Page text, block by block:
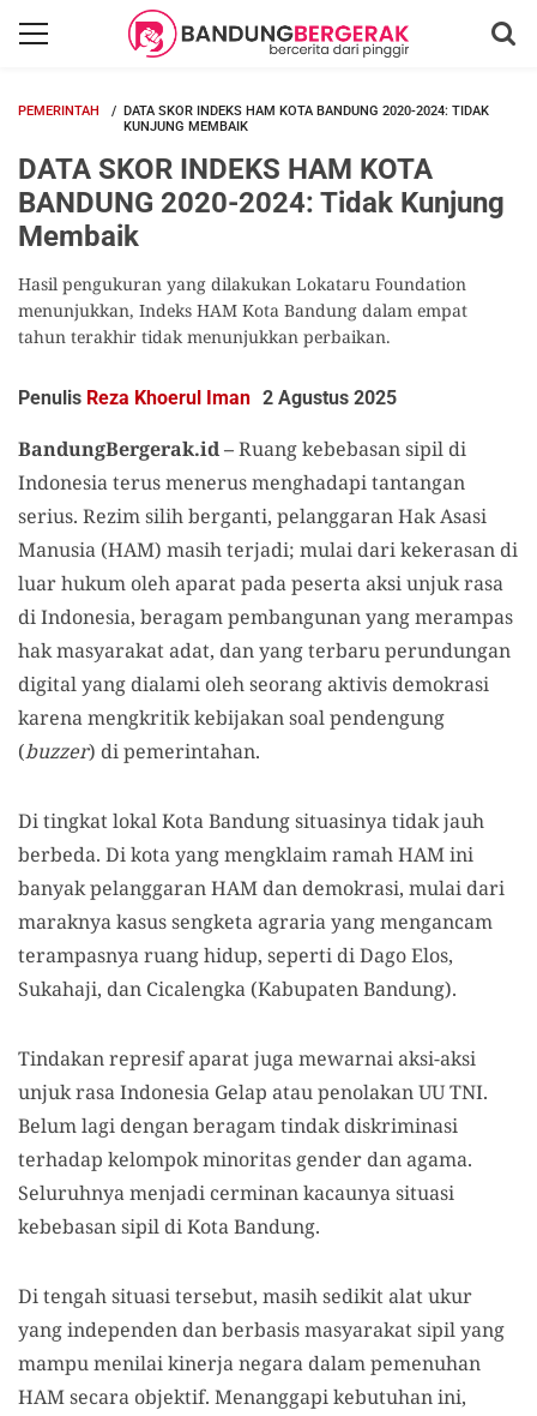
PEMERINTAH
DATA SKOR INDEKS HAM KOTA BANDUNG 2020-2024: TIDAK
KUNJUNG MEMBAIK
DATA SKOR INDEKS HAM KOTA
BANDUNG 2020-2024: Tidak Kunjung
Membaik
Hasil pengukuran yang dilakukan Lokataru Foundation
menunjukkan, Indeks HAM Kota Bandung dalam empat
tahun terakhir tidak menunjukkan perbaikan.
Penulis Reza Khoerul Iman 2 Agustus 2025
BandungBergerak.id –Ruang kebebasan sipil di
Indonesia terus menerus menghadapi tantangan
serius. Rezim silih berganti, pelanggaran Hak Asasi
Manusia (HAM) masih terjadi; mulai dari kekerasan di
luar hukum oleh aparat pada peserta aksi unjuk rasa
di Indonesia, beragam pembangunan yang merampas
hak masyarakat adat, dan yang terbaru perundungan
digital yang dialami oleh seorang aktivis demokrasi
karena mengkritik kebijakan soal pendengung
(buzzer) di pemerintahan.
Di tingkat lokal Kota Bandung situasinya tidak jauh
berbeda. Di kota yang mengklaim ramah HAM ini
banyak pelanggaran HAM dan demokrasi, mulai dari
maraknya kasus sengketa agraria yang mengancam
terampasnya ruang hidup, seperti di Dago Elos,
Sukahaji, dan Cicalengka (Kabupaten Bandung).
Tindakan represif aparat juga mewarnai aksi-aksi
unjuk rasa Indonesia Gelap atau penolakan UU TNI.
Belum lagi dengan beragam tindak diskriminasi
terhadap kelompok minoritas gender dan agama.
Seluruhnya menjadi cerminan kacaunya situasi
kebebasan sipil di Kota Bandung.
Di tengah situasi tersebut, masih sedikit alat ukur
yang independen dan berbasis masyarakat sipil yang
mampu menilai kinerja negara dalam pemenuhan
HAM secara objektif. Menanggapi kebutuhan ini,